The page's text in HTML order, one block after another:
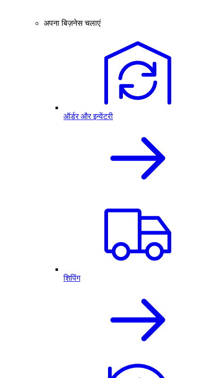
अपना बिज़नेस चलाएं
ऑर्डर और इन्वेंटरी
शिपिंग